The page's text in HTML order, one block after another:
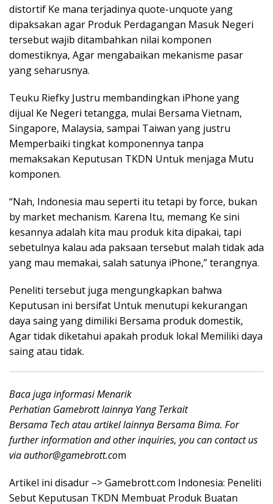
distortif Ke mana terjadinya quote-unquote yang
dipaksakan agar Produk Perdagangan Masuk Negeri
tersebut wajib ditambahkan nilai komponen
domestiknya, Agar mengabaikan mekanisme pasar
yang seharusnya.
Teuku Riefky Justru membandingkan iPhone yang
dijual Ke Negeri tetangga, mulai Bersama Vietnam,
Singapore, Malaysia, sampai Taiwan yang justru
Memperbaiki tingkat komponennya tanpa
memaksakan Keputusan TKDN Untuk menjaga Mutu
komponen.
“Nah, Indonesia mau seperti itu tetapi by force, bukan
by market mechanism. Karena Itu, memang Ke sini
kesannya adalah kita mau produk kita dipakai, tapi
sebetulnya kalau ada paksaan tersebut malah tidak ada
yang mau memakai, salah satunya iPhone,” terangnya.
Peneliti tersebut juga mengungkapkan bahwa
Keputusan ini bersifat Untuk menutupi kekurangan
daya saing yang dimiliki Bersama produk domestik,
Agar tidak diketahui apakah produk lokal Memiliki daya
saing atau tidak.
Baca juga informasi Menarik
Perhatian Gamebrottlainnya Yang Terkait
Bersama Techatau artikel lainnya Bersama Bima. For
further information and other inquiries, you can contact us
viaauthor@gamebrott.com
Artikel ini disadur –> Gamebrott.com Indonesia: Peneliti
Sebut Keputusan TKDN Membuat Produk Buatan